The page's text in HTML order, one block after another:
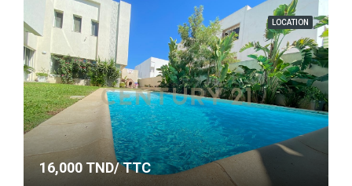
LOCATION
16,000 TND/ TTC